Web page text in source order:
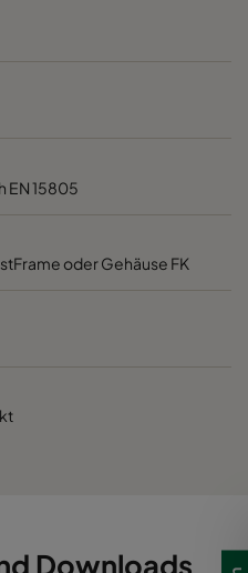
EN 15805
oder Gehäuse FK
Downloads